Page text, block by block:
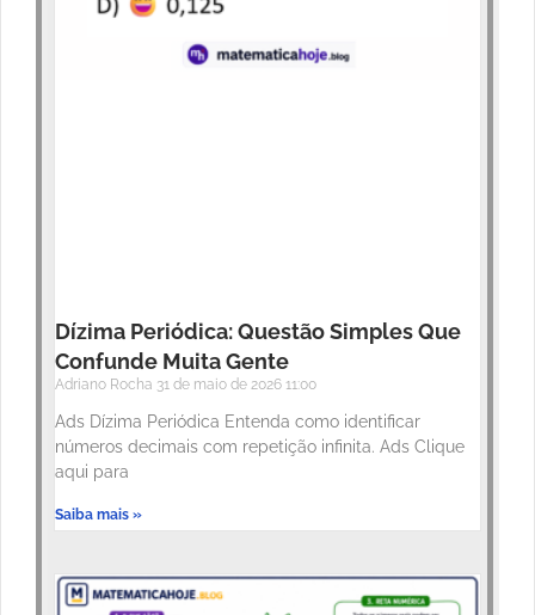
Dízima Periódica: Questão Simples Que
Confunde Muita Gente
Adriano Rocha 31 de maio de 2026 11:00
Ads Dízima Periódica Entenda como identificar
números decimais com repetição infinita. Ads Clique
aqui para
Saiba mais »